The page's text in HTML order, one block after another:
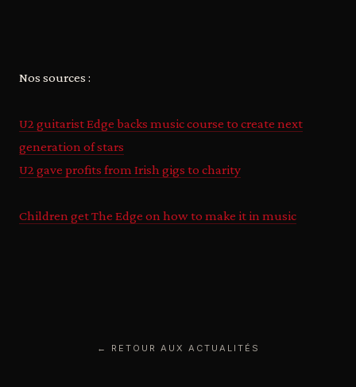
Nos sources :
U2 guitarist Edge backs music course to create next
generation of stars
U2 gave profits from Irish gigs to charity
Children get The Edge on how to make it in music
← RETOUR AUX ACTUALITÉS